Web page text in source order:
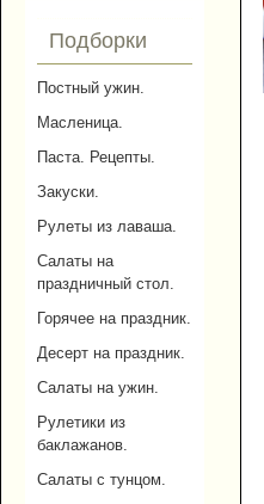
Подборки
Постный ужин.
Масленица.
Паста. Рецепты.
Закуски.
Рулеты из лаваша.
Салаты на
праздничный стол.
Горячее на праздник.
Десерт на праздник.
Салаты на ужин.
Рулетики из
баклажанов.
Салаты с тунцом.